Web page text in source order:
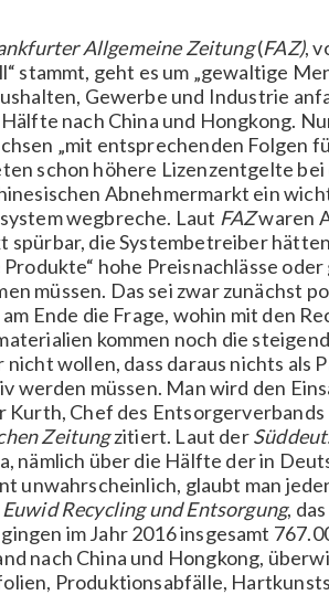
Allgemeine Zeitung(FAZ),
stammt, geht es um „gewaltige
Gewerbe und Industrie
nach China und Hongkong.
„mit entsprechenden Folgen
schon höhere Lizenzentgelte bei
Abnehmermarkt ein
wegbreche. Laut FAZwaren
spürbar, die Systembetreiber
hohe Preisnachlässe
müssen. Das sei zwar zunächst
Ende die Frage, wohin mit den
kommen noch die
nicht wollen, dass daraus nichts als
werden müssen. Man wird den
Kurth, Chef des
Zeitungzitiert. Laut der
nämlich über die Hälfte der in
unwahrscheinlich, glaubt man
Euwid Recycling und Entsorgung,
im Jahr 2016 insgesamt
nach China und Hongkong,
Produktionsabfälle,